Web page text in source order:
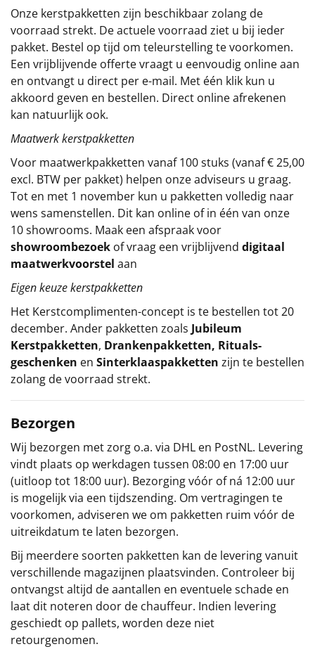
Doe het zelf
Sinterklaaspakketten
Particulier
Kerstgeschenken 2026
Relatiegeschenken
Cadeaubon
Per stuk
Alle overige
Onze kerstpakketten zijn beschikbaar zolang de
voorraad strekt. De actuele voorraad ziet u bij ieder
pakket. Bestel op tijd om teleurstelling te voorkomen.
Een vrijblijvende offerte vraagt u eenvoudig online aan
en ontvangt u direct per e-mail. Met één klik kun u
akkoord geven en bestellen. Direct online afrekenen
kan natuurlijk ook.
Maatwerk kerstpakketten
Voor maatwerkpakketten vanaf 100 stuks (vanaf € 25,00
excl. BTW per pakket) helpen onze adviseurs u graag.
Tot en met 1 november kun u pakketten volledig naar
wens samenstellen. Dit kan online of in één van onze
10 showrooms. Maak een afspraak voor
showroombezoek of vraag een vrijblijvend digitaal
maatwerkvoorstel aan
Eigen keuze kerstpakketten
Het Kerstcomplimenten-concept is te bestellen tot 20
december. Ander pakketten zoals Jubileum
Kerstpakketten, Drankenpakketten, Rituals-
geschenken en Sinterklaaspakketten zijn te bestellen
zolang de voorraad strekt.
Bezorgen
Wij bezorgen met zorg o.a. via DHL en PostNL. Levering
vindt plaats op werkdagen tussen 08:00 en 17:00 uur
(uitloop tot 18:00 uur). Bezorging vóór of ná 12:00 uur
is mogelijk via een tijdszending. Om vertragingen te
voorkomen, adviseren we om pakketten ruim vóór de
uitreikdatum te laten bezorgen.
Bij meerdere soorten pakketten kan de levering vanuit
verschillende magazijnen plaatsvinden. Controleer bij
ontvangst altijd de aantallen en eventuele schade en
laat dit noteren door de chauffeur. Indien levering
geschiedt op pallets, worden deze niet
retourgenomen.